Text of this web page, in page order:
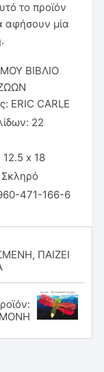
το προϊόν
αφήσουν μία
ΒΙΒΛΙΟ
ERIC CARLE
22
12.5 x 18
471-166-6
ΠΑΙΖΕΙ